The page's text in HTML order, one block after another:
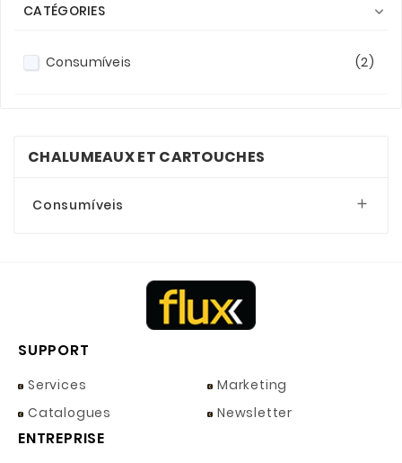
CATÉGORIES 
Consumíveis (2)
CHALUMEAUX ET CARTOUCHES
Consumíveis 
SUPPORT
Services
Catalogues
Marketing
Newsletter
ENTREPRISE